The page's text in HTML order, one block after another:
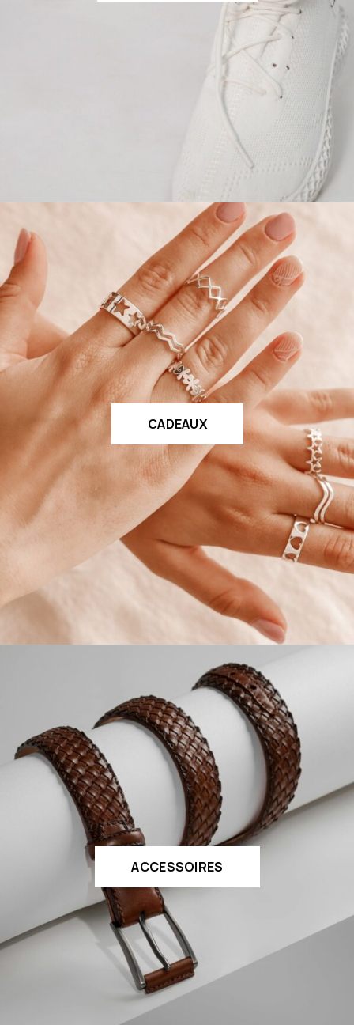
CADEAUX
ACCESSOIRES